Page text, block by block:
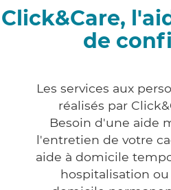
Click&Care,
de
Les services aux
réalisés par
Besoin d'une aide
l'entretien de votre
aide à domicile
hospitalisation